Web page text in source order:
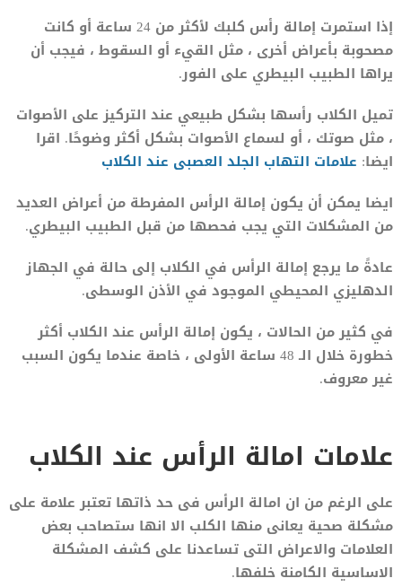
إذا استمرت إمالة رأس كلبك لأكثر من 24 ساعة أو كانت
مصحوبة بأعراض أخرى ، مثل القيء أو السقوط ، فيجب أن
يراها الطبيب البيطري على الفور.
تميل الكلاب رأسها بشكل طبيعي عند التركيز على الأصوات
، مثل صوتك ، أو لسماع الأصوات بشكل أكثر وضوحًا. اقرا
ايضا: علامات التهاب الجلد العصبى عند الكلاب
ايضا يمكن أن يكون إمالة الرأس المفرطة من أعراض العديد
من المشكلات التي يجب فحصها من قبل الطبيب البيطري.
عادةً ما يرجع إمالة الرأس في الكلاب إلى حالة في الجهاز
الدهليزي المحيطي الموجود في الأذن الوسطى.
في كثير من الحالات ، يكون إمالة الرأس عند الكلاب أكثر
خطورة خلال الـ 48 ساعة الأولى ، خاصة عندما يكون السبب
غير معروف.
علامات امالة الرأس عند الكلاب
على الرغم من ان امالة الرأس فى حد ذاتها تعتبر علامة على
مشكلة صحية يعانى منها الكلب الا انها ستصاحب بعض
العلامات والاعراض التى تساعدنا على كشف المشكلة
الاساسية الكامنة خلفها.